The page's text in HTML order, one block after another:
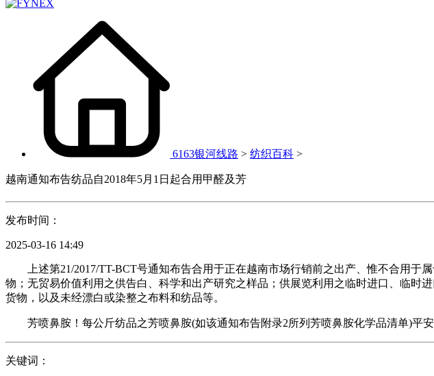
6163银河线路 > 纺织百科 >
越南通知布告纺品自2018年5月1日起合用甲醛及芳
发布时间：
2025-03-16 14:49
上述第21/2017/TT-BCT号通知布告合用于正在越南市场行销前之出产、惟不合用于
物；无贸易价值利用之供告白、科学和出产研究之样品；供展览利用之临时进口、临时
货物，以及未经漂白或染整之布料和纺品等。
芳喷鼻胺！每公斤纺品之芳喷鼻胺(如该通知布告附录2所列芳喷鼻胺化学品清单)平安
关键词：